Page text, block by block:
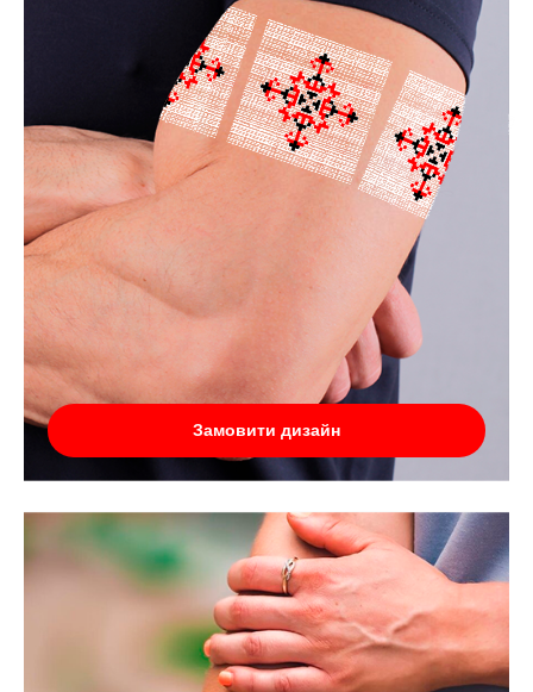
Замовити дизайн